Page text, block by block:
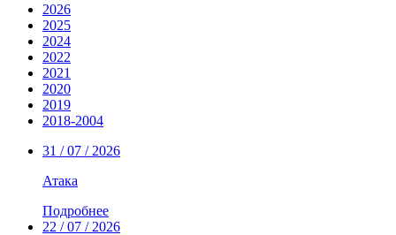
2026
2025
2024
2022
2021
2020
2019
2018-2004
31 / 07 / 2026
Атака
Подробнее
22 / 07 / 2026